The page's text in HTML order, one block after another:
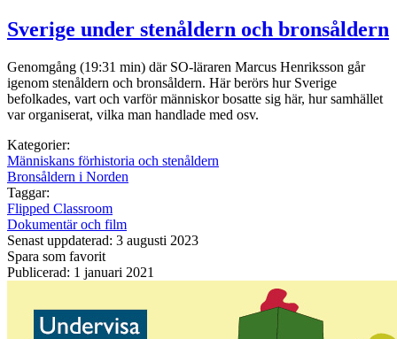
Sverige under stenåldern och bronsåldern
Genomgång (19:31 min) där SO-läraren Marcus Henriksson går
igenom stenåldern och bronsåldern. Här berörs hur Sverige
befolkades, vart och varför människor bosatte sig här, hur samhället
var organiserat, vilka man handlade med osv.
Kategorier:
Människans förhistoria och stenåldern
Bronsåldern i Norden
Taggar:
Flipped Classroom
Dokumentär och film
Senast uppdaterad: 3 augusti 2023
Spara som favorit
Publicerad: 1 januari 2021